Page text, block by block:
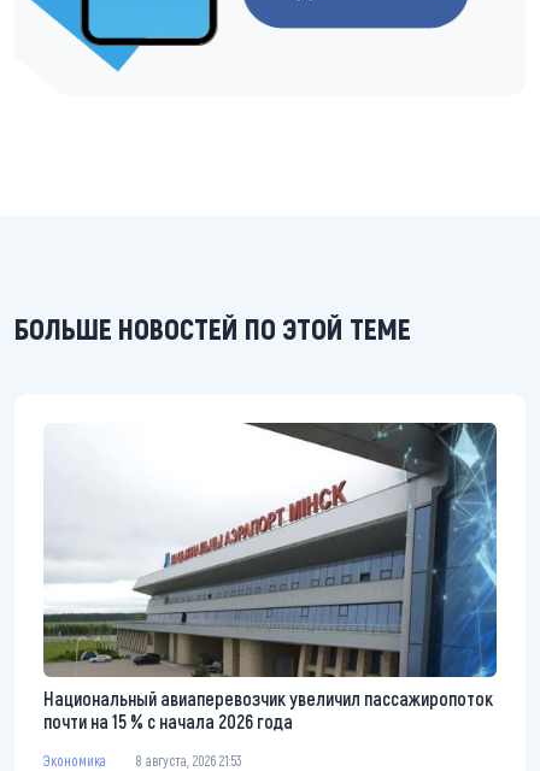
БОЛЬШЕ НОВОСТЕЙ ПО ЭТОЙ ТЕМЕ
Национальный авиаперевозчик увеличил пассажиропоток
почти на 15 % с начала 2026 года
Экономика 8 августа, 2026 21:53